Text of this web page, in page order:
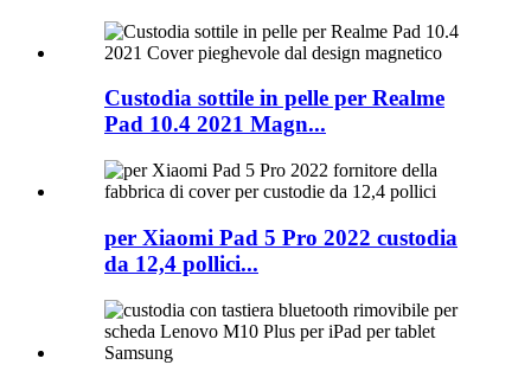
Custodia sottile in pelle per Realme
Pad 10.4 2021 Magn...
per Xiaomi Pad 5 Pro 2022 custodia
da 12,4 pollici...